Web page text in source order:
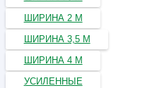
ШИРИНА 2 М
ШИРИНА 3,5 М
ШИРИНА 4 М
УСИЛЕННЫЕ